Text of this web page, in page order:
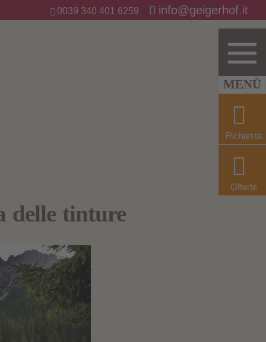
Richiesta
Offerte
0039 340 401 6259 info@geigerhof.it
delle tinture